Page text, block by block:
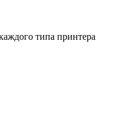
типа принтера